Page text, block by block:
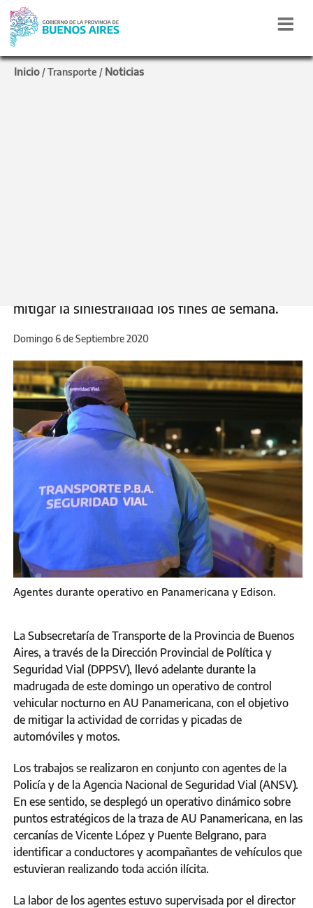
Inicio /Transporte / Noticias
mitigar la siniestralidad los fines de semana.
Domingo 6 de Septiembre 2020
Agentes durante operativo en Panamericana y Edison.
La Subsecretaría de Transporte de la Provincia de Buenos
Aires, a través de la Dirección Provincial de Política y
Seguridad Vial (DPPSV), llevó adelante durante la
madrugada de este domingo un operativo de control
vehicular nocturno en AU Panamericana, con el objetivo
de mitigar la actividad de corridas y picadas de
automóviles y motos.
Los trabajos se realizaron en conjunto con agentes de la
Policía y de la Agencia Nacional de Seguridad Vial (ANSV).
En ese sentido, se desplegó un operativo dinámico sobre
puntos estratégicos de la traza de AU Panamericana, en las
cercanías de Vicente López y Puente Belgrano, para
identificar a conductores y acompañantes de vehículos que
estuvieran realizando toda acción ilícita.
La labor de los agentes estuvo supervisada por el director